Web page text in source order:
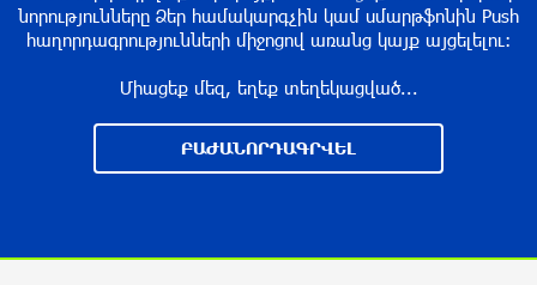
կդադարեցվի մի շարք հասցեների
էլեկտրամատակարարում
«Ռեալի» հետ․ պաշտոնական
նորությունները Ձեր համակարգչին կամ սմարթֆոնին Push
հաղորդագրությունների միջոցով առանց կայք այցելելու։
Միացեք մեզ, եղեք տեղեկացված...
ԲԱԺԱՆՈՐԴԱԳՐՎԵԼ